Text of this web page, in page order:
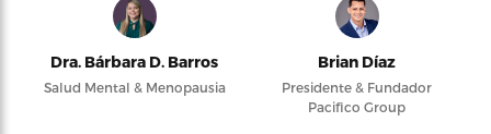
Dra. Bárbara D. Barros
Salud Mental & Menopausia
Brian Díaz
Presidente & Fundador
Pacifico Group